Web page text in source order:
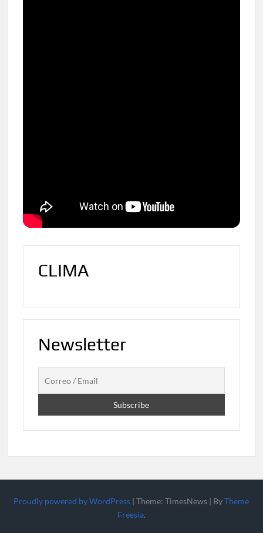
CLIMA
Newsletter
Proudly powered by WordPress |Theme: TimesNews | ByTheme
Freesia.